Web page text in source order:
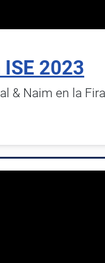
2023
& Naim en la